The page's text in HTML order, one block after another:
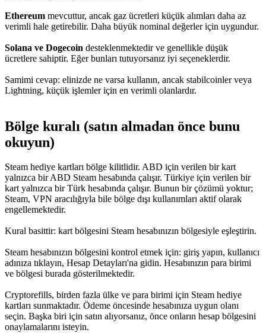
Ethereum mevcuttur, ancak gaz ücretleri küçük alımları daha az
verimli hale getirebilir. Daha büyük nominal değerler için uygundur.
Solana ve Dogecoin desteklenmektedir ve genellikle düşük
ücretlere sahiptir. Eğer bunları tutuyorsanız iyi seçeneklerdir.
Samimi cevap: elinizde ne varsa kullanın, ancak stabilcoinler veya
Lightning, küçük işlemler için en verimli olanlardır.
Bölge kuralı (satın almadan önce bunu
okuyun)
Steam hediye kartları bölge kilitlidir. ABD için verilen bir kart
yalnızca bir ABD Steam hesabında çalışır. Türkiye için verilen bir
kart yalnızca bir Türk hesabında çalışır. Bunun bir çözümü yoktur;
Steam, VPN aracılığıyla bile bölge dışı kullanımları aktif olarak
engellemektedir.
Kural basittir: kart bölgesini Steam hesabınızın bölgesiyle eşleştirin.
Steam hesabınızın bölgesini kontrol etmek için: giriş yapın, kullanıcı
adınıza tıklayın, Hesap Detayları'na gidin. Hesabınızın para birimi
ve bölgesi burada gösterilmektedir.
Cryptorefills, birden fazla ülke ve para birimi için Steam hediye
kartları sunmaktadır. Ödeme öncesinde hesabınıza uygun olanı
seçin. Başka biri için satın alıyorsanız, önce onların hesap bölgesini
onaylamalarını isteyin.